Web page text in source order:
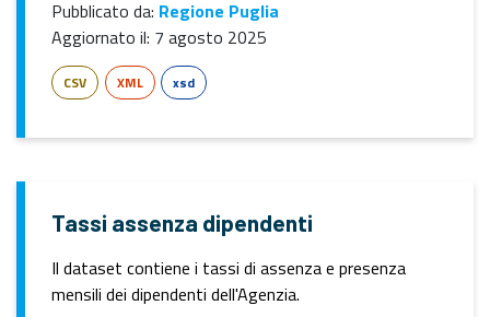
Pubblicato da: Regione Puglia
Aggiornato il: 7 agosto 2025
CSV XML xsd
Tassi assenza dipendenti
Il dataset contiene i tassi di assenza e presenza
mensili dei dipendenti dell'Agenzia.